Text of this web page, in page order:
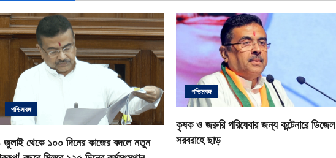
পশ্চিমবঙ্গ
জুলাই থেকে ১০০ দিনের কাজের বদলে নতুন
পশ্চিমবঙ্গ
কৃষক ও জরুরি পরিষেবার জন্য কন্টেনারে ডিজেল
সরবরাহে ছাড়